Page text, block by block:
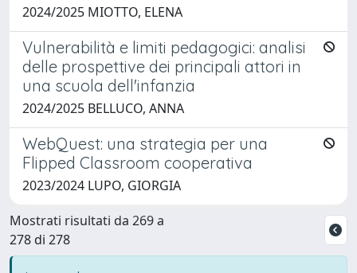
2024/2025 MIOTTO, ELENA
Vulnerabilità e limiti pedagogici: analisi
delle prospettive dei principali attori in
una scuola dell'infanzia
2024/2025 BELLUCO, ANNA
WebQuest: una strategia per una
Flipped Classroom cooperativa
2023/2024 LUPO, GIORGIA
Mostrati risultati da 269 a
278 di 278